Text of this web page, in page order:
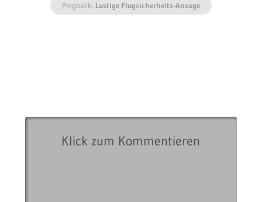
Pingback: Lustige Flugsicherheits-Ansage